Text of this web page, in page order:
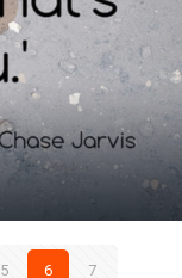
5 6 7